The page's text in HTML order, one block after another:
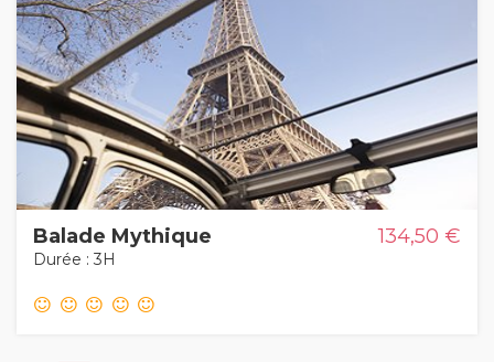
Balade Mythique 134,50 €
Durée : 3H